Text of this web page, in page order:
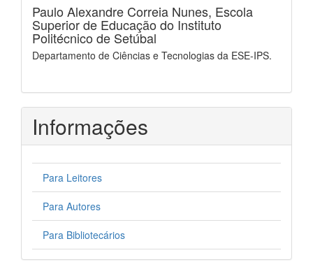
Paulo Alexandre Correia Nunes, Escola
Superior de Educação do Instituto
Politécnico de Setúbal
Departamento de Ciências e Tecnologias da ESE-IPS.
Informações
Para Leitores
Para Autores
Para Bibliotecários